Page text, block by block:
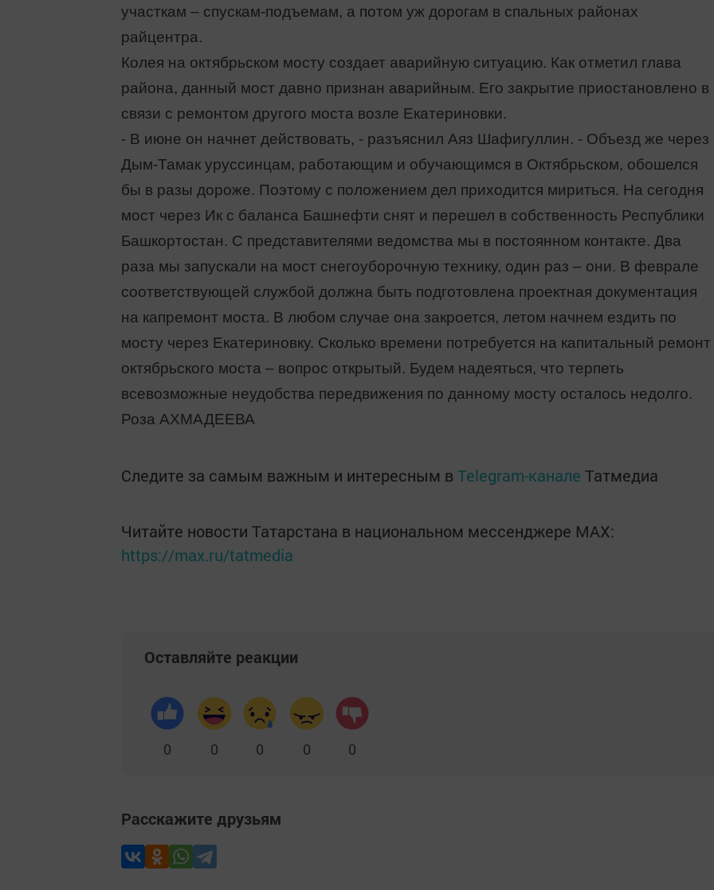
участкам – спускам-подъемам, а потом уж дорогам в спальных районах
райцентра.
Колея на октябрьском мосту создает аварийную ситуацию. Как отметил глава
района, данный мост давно признан аварийным. Его закрытие приостановлено в
связи с ремонтом другого моста возле Екатериновки.
- В июне он начнет действовать, - разъяснил Аяз Шафигуллин. - Объезд же через
Дым-Тамак уруссинцам, работающим и обучающимся в Октябрьском, обошелся
бы в разы дороже. Поэтому с положением дел приходится мириться. На сегодня
мост через Ик с баланса Башнефти снят и перешел в собственность Республики
Башкортостан. С представителями ведомства мы в постоянном контакте. Два
раза мы запускали на мост снегоуборочную технику, один раз – они. В феврале
соответствующей службой должна быть подготовлена проектная документация
на капремонт моста. В любом случае она закроется, летом начнем ездить по
мосту через Екатериновку. Сколько времени потребуется на капитальный ремонт
октябрьского моста – вопрос открытый. Будем надеяться, что терпеть
всевозможные неудобства передвижения по данному мосту осталось недолго.
Роза АХМАДЕЕВА
Следите за самым важным и интересным в Telegram-канале Татмедиа
Читайте новости Татарстана в национальном мессенджере MАХ:
https://max.ru/tatmedia
Оставляйте реакции
0 0 0 0 0
Расскажите друзьям